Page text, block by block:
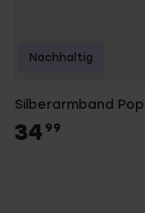
Silberarmband
34 99
Nachhaltig